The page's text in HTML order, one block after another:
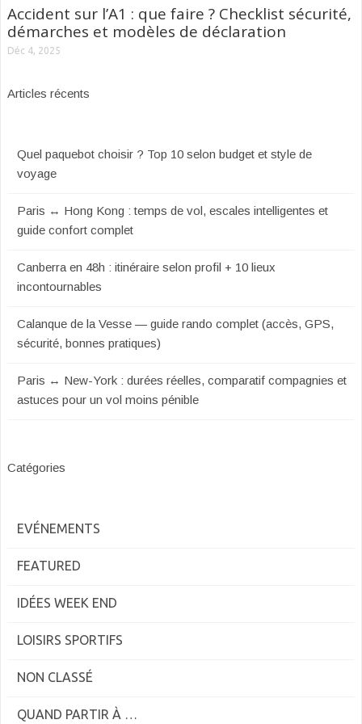
Accident sur l’A1 : que faire ? Checklist sécurité,
démarches et modèles de déclaration
Déc 4, 2025
Articles récents
Quel paquebot choisir ? Top 10 selon budget et style de
voyage
Paris ↔ Hong Kong : temps de vol, escales intelligentes et
guide confort complet
Canberra en 48h : itinéraire selon profil + 10 lieux
incontournables
Calanque de la Vesse — guide rando complet (accès, GPS,
sécurité, bonnes pratiques)
Paris ↔ New-York : durées réelles, comparatif compagnies et
astuces pour un vol moins pénible
Catégories
EVÉNEMENTS
FEATURED
IDÉES WEEK END
LOISIRS SPORTIFS
NON CLASSÉ
QUAND PARTIR À …